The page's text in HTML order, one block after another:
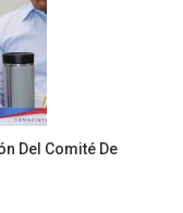
Del Comité De